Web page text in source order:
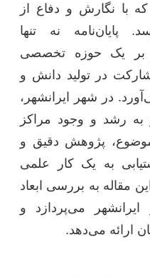
با نگارش و دفاع از
پایان‌نامه نه تنها
بر یک حوزه تخصصی
در تولید دانش و
در شهر ایرانشهر،
رشد و وجود مراکز
پژوهش دقیق و
به یک کار علمی
مقاله به بررسی ابعاد
ایرانشهر می‌پردازد و
ارائه می‌دهد.